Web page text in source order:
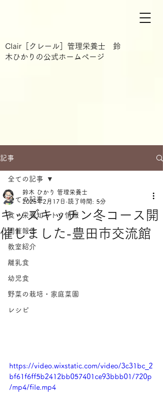
Clair［クレール］管理栄養士 鈴
木ひかりの公式ホームページ
記事
全ての記事
食・栄養知っトク情報
開催報告
教室紹介
離乳食
幼児食
野菜の栽培・家庭菜園
レシピ
全ての記事
キッズキッチン冬コース開
催しました-豊田市交流館
鈴木 ひかり 管理栄養士
2025年2月17日 読了時間: 5分
https://video.wixstatic.com/video/3c31bc_2
bf61f6ff5b2412bb057401ce93bbb01/720p
/mp4/file.mp4